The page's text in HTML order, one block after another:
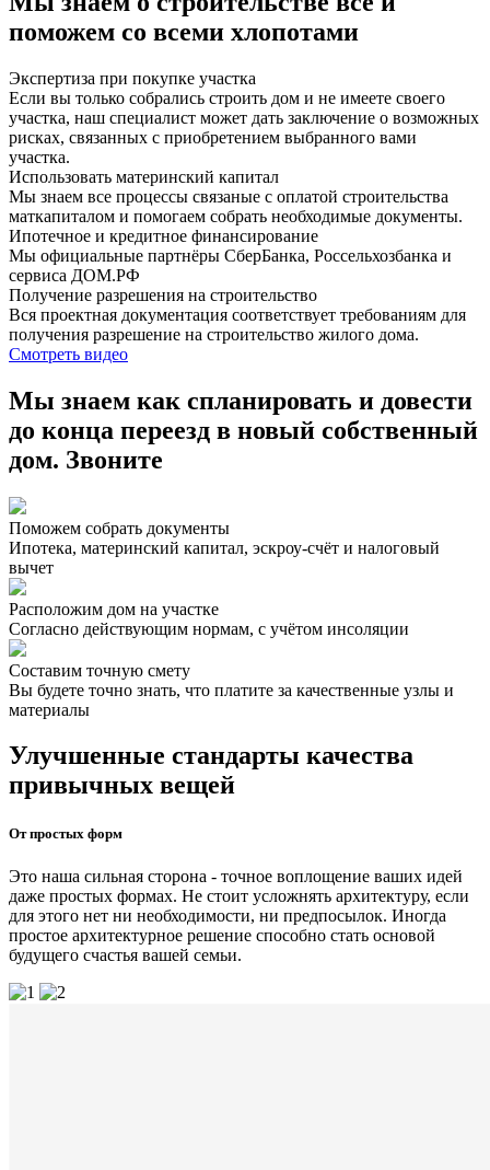
поможем со всеми хлопотами
Экспертиза при покупке участка
Если вы только собрались строить дом и не имеете своего
участка, наш специалист может дать заключение о возможных
рисках, связанных с приобретением выбранного вами
участка.
Использовать материнский капитал
Мы знаем все процессы связаные с оплатой строительства
маткапиталом и помогаем собрать необходимые документы.
Ипотечное и кредитное финансирование
Мы официальные партнёры СберБанка, Россельхозбанка и
сервиса ДОМ.РФ
Получение разрешения на строительство
Вся проектная документация соответствует требованиям для
получения разрешение на строительство жилого дома.
Смотреть видео
Мы знаем как спланировать и довести
до конца переезд в новый собственный
дом. Звоните
Поможем собрать документы
Ипотека, материнский капитал, эскроу-счёт и налоговый
вычет
Расположим дом на участке
Согласно действующим нормам, с учётом инсоляции
Составим точную смету
Вы будете точно знать, что платите за качественные узлы и
материалы
Улучшенные стандарты качества
привычных вещей
От простых форм
Это наша сильная сторона - точное воплощение ваших идей
даже простых формах. Не стоит усложнять архитектуру, если
для этого нет ни необходимости, ни предпосылок. Иногда
простое архитектурное решение способно стать основой
будущего счастья вашей семьи.